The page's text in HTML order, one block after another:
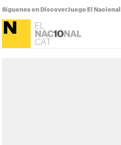
Síguenos en DiscoverJuego El Nacional